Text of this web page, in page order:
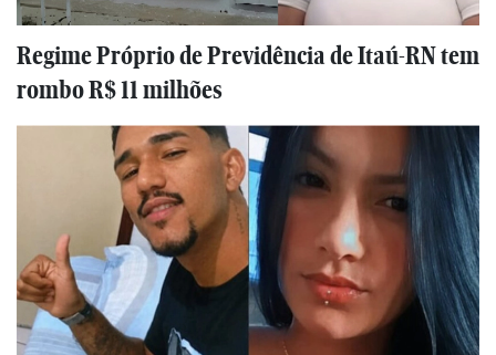
Regime Próprio de Previdência de Itaú-RN tem
rombo R$ 11 milhões